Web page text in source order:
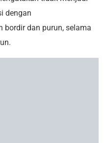
dengan
bordir dan purun, selama